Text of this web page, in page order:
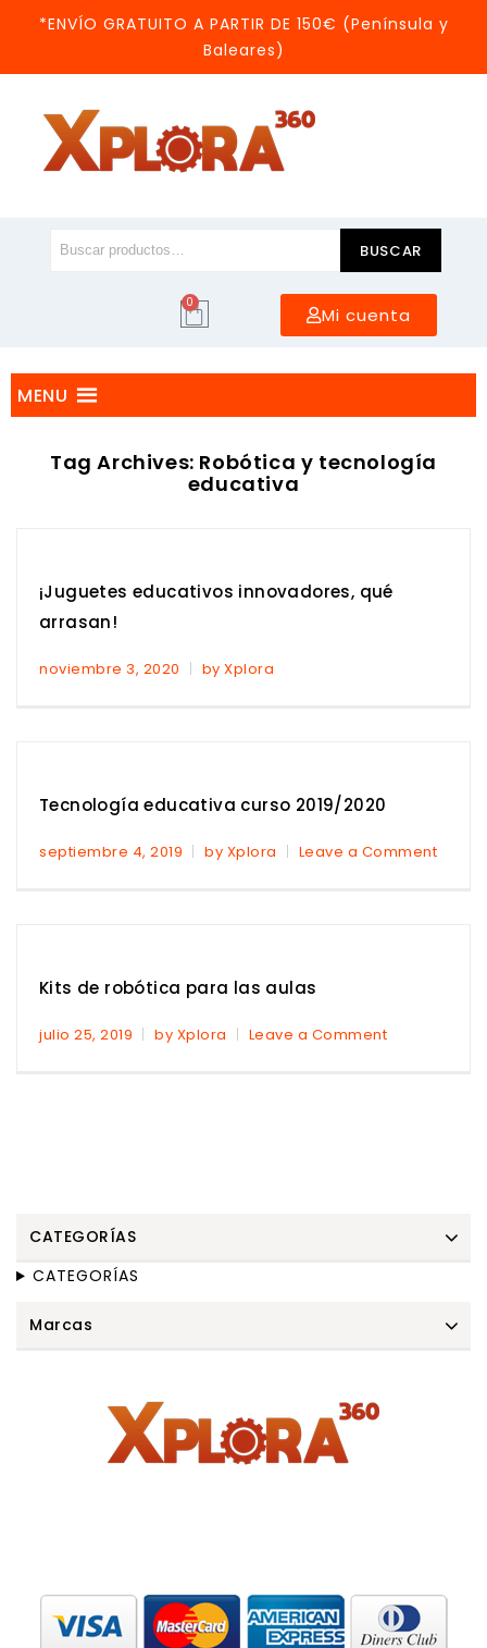
*ENVÍO GRATUITO A PARTIR DE 150€ (Península y
Baleares)
BUSCAR
0
Mi cuenta
MENU
Tag Archives: Robótica y tecnología
educativa
¡Juguetes educativos innovadores, qué
arrasan!
noviembre 3, 2020 by Xplora
Tecnología educativa curso 2019/2020
septiembre 4, 2019 by Xplora Leave a Comment
Kits de robótica para las aulas
julio 25, 2019 by Xplora Leave a Comment
CATEGORÍAS
CATEGORÍAS
Marcas